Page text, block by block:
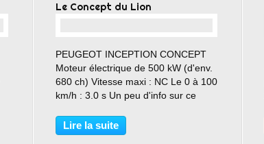
Le Concept du Lion
PEUGEOT INCEPTION CONCEPT
Moteur électrique de 500 kW (d'env.
680 ch) Vitesse maxi : NC Le 0 à 100
km/h : 3.0 s Un peu d'info sur ce
https://www.peugeot.fr/marque/innov
ation/concept-car/peugeot-inception-
Lire la suite